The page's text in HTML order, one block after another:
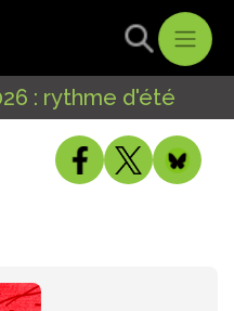
: rythme d'été